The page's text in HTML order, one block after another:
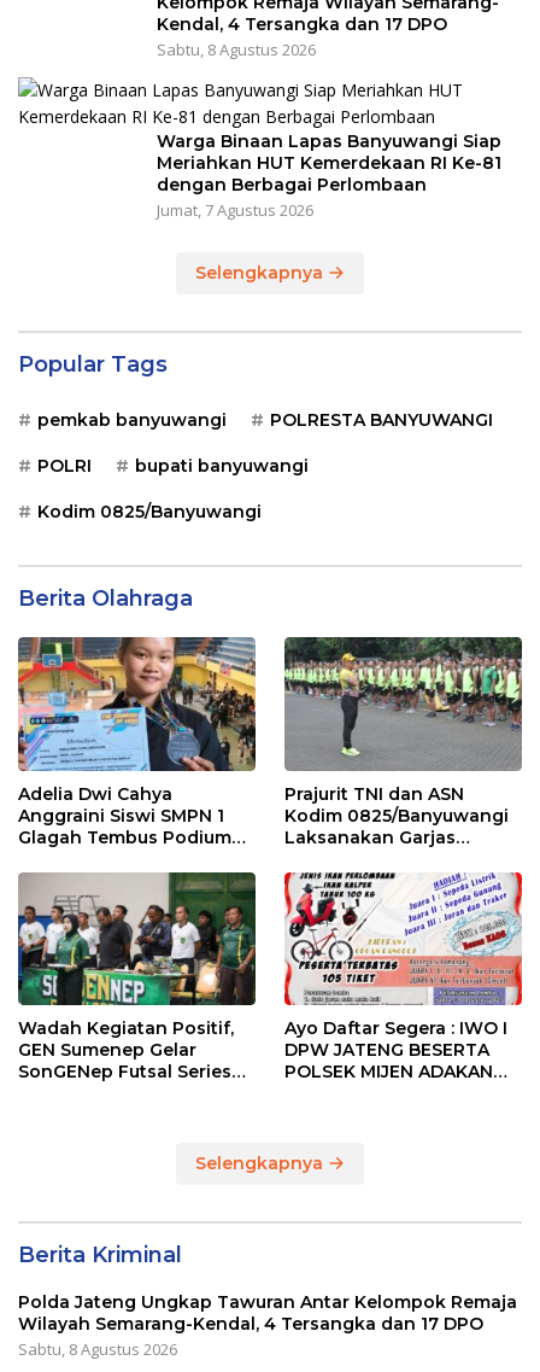
Kendal, 4 Tersangka dan 17 DPO
Sabtu, 8 Agustus 2026
Warga Binaan Lapas Banyuwangi Siap
Meriahkan HUT Kemerdekaan RI Ke-81
dengan Berbagai Perlombaan
Jumat, 7 Agustus 2026
Selengkapnya
Popular Tags
pemkab banyuwangi POLRESTA BANYUWANGI
POLRI bupati banyuwangi
Kodim 0825/Banyuwangi
Berita Olahraga
Adelia Dwi Cahya
Anggraini Siswi SMPN 1
Glagah Tembus Podium
Championship 1
Prajurit TNI dan ASN
Kodim 0825/Banyuwangi
Laksanakan Garjas
Wadah Kegiatan Positif,
GEN Sumenep Gelar
SonGENep Futsal Series
Ayo Daftar Segera : IWO I
DPW JATENG BESERTA
POLSEK MIJEN ADAKAN
Selengkapnya
Berita Kriminal
Polda Jateng Ungkap Tawuran Antar Kelompok Remaja
Wilayah Semarang-Kendal, 4 Tersangka dan 17 DPO
Sabtu, 8 Agustus 2026